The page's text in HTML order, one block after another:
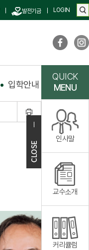
발전기금 LOGIN
입학안내 학사안내
QUICK
MENU
인사말
교수소개
커리큘럼